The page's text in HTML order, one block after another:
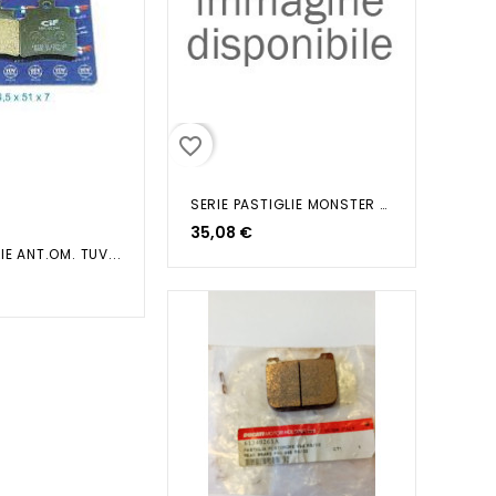
ANT.OM. TUV...
favorite_border
SERIE PASTIGLIE MONSTER 400 600...
35,08 €